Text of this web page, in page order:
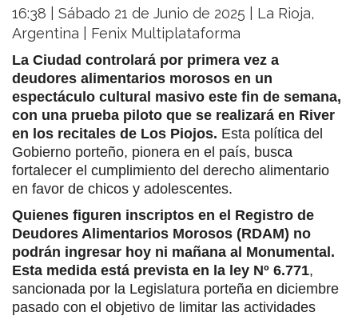
16:38 | Sábado 21 de Junio de 2025 | La Rioja,
Argentina | Fenix Multiplataforma
La Ciudad controlará por primera vez a
deudores alimentarios morosos en un
espectáculo cultural masivo este fin de semana,
con una prueba piloto que se realizará en River
en los recitales de Los Piojos. Esta política del
Gobierno porteño, pionera en el país, busca
fortalecer el cumplimiento del derecho alimentario
en favor de chicos y adolescentes.
Quienes figuren inscriptos en el Registro de
Deudores Alimentarios Morosos (RDAM) no
podrán ingresar hoy ni mañana al Monumental.
Esta medida está prevista en la ley Nº 6.771,
sancionada por la Legislatura porteña en diciembre
pasado con el objetivo de limitar las actividades